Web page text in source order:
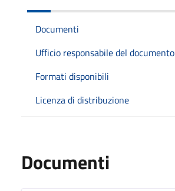
Documenti
Ufficio responsabile del documento
Formati disponibili
Licenza di distribuzione
Documenti